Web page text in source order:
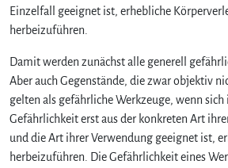
Einzelfall geeignet ist, erhebliche
herbeizuführen.
Damit werden zunächst alle generell
Aber auch Gegenstände, die zwar objektiv
gelten als gefährliche Werkzeuge, wenn
Gefährlichkeit erst aus der konkreten Art
und die Art ihrer Verwendung geeignet ist,
herbeizuführen. Die Gefährlichkeit eines